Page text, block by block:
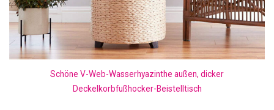
Schöne V-Web-Wasserhyazinthe außen, dicker
Deckelkorbfußhocker-Beistelltisch